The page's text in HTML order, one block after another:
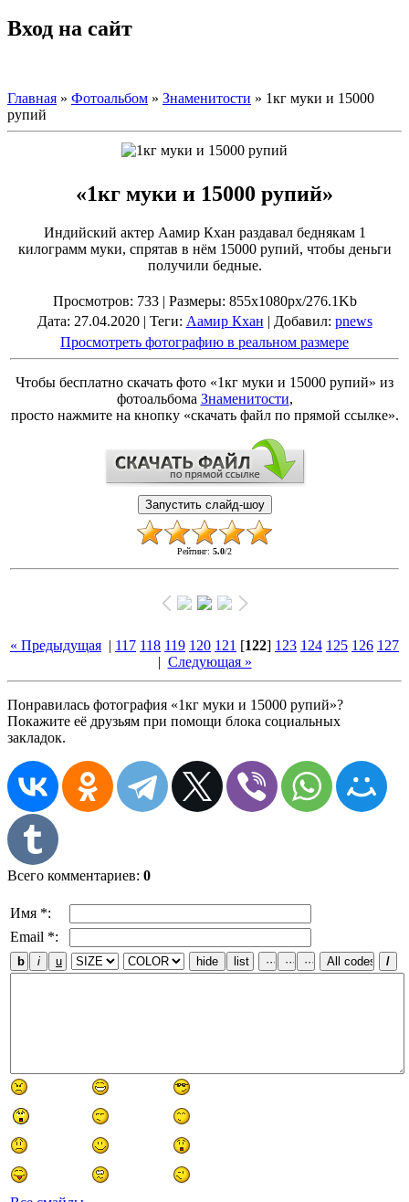
Вход на сайт
Главная » Фотоальбом » Знаменитости » 1кг муки и 15000
рупий
«1кг муки и 15000 рупий»
Индийский актер Аамир Кхан раздавал беднякам 1
килограмм муки, спрятав в нём 15000 рупий, чтобы деньги
получили бедные.
Просмотров: 733 | Размеры: 855x1080px/276.1Kb
Дата: 27.04.2020 | Теги: Аамир Кхан | Добавил: pnews
Просмотреть фотографию в реальном размере
Чтобы бесплатно скачать фото «1кг муки и 15000 рупий» из
фотоальбома Знаменитости,
просто нажмите на кнопку «скачать файл по прямой ссылке».
Рейтинг: 5.0/2
« Предыдущая | 117 118 119 120 121 [122] 123 124 125 126 127
| Следующая »
Понравилась фотография «1кг муки и 15000 рупий»?
Покажите её друзьям при помощи блока социальных
закладок.
Всего комментариев: 0
Имя *:
Email *: